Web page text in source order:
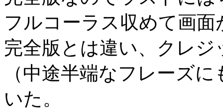
フルコーラス収めて画
完全版とは違い、クレ
（中途半端なフレーズ
いた。